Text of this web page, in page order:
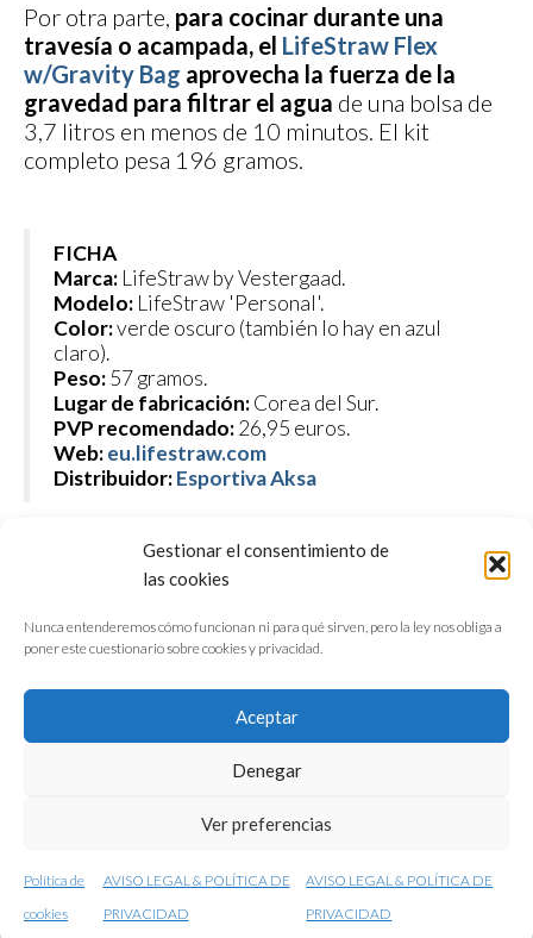
Gestionar el consentimiento de
las cookies
Nunca entenderemos cómo funcionan ni para qué sirven, pero la ley nos obliga a
poner este cuestionario sobre cookies y privacidad.
Aceptar
Denegar
Ver preferencias
Política de
cookies
AVISO LEGAL & POLÍTICA DE
PRIVACIDAD
AVISO LEGAL & POLÍTICA DE
PRIVACIDAD
Por otra parte, para cocinar durante una
travesía o acampada, el LifeStraw Flex
w/Gravity Bag aprovecha la fuerza de la
gravedad para filtrar el agua de una bolsa de
3,7 litros en menos de 10 minutos. El kit
completo pesa 196 gramos.
FICHA
Marca: LifeStraw by Vestergaad.
Modelo: LifeStraw 'Personal'.
Color:verde oscuro (también lo hay en azul
claro).
Peso:57 gramos.
Lugar de fabricación:Corea del Sur.
PVP recomendado:26,95 euros.
Web:eu.lifestraw.com
Distribuidor:Esportiva Aksa
bacteria,beber,charca ,charco ,cólera,diarrea,excursionismo
LifeStraw,montaña,outdoor
CONFERENCIAS
VÍDEOS & REPORTAJES TV
NUESTROS LIBROS